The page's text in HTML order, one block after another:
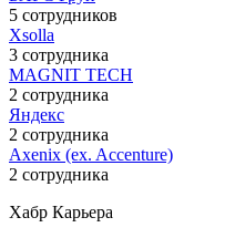
5 сотрудников
Xsolla
3 сотрудника
MAGNIT TECH
2 сотрудника
Яндекс
2 сотрудника
Axenix (ex. Accenture)
2 сотрудника
Хабр Карьера